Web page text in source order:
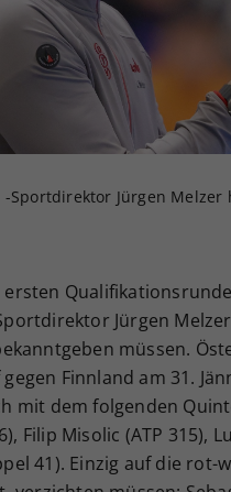
-Sportdirektor Jürgen
Jürgen
müssen.
Finnland am 31.
mit dem folgenden
Filip Misolic (ATP 315),
41). Einzig auf die